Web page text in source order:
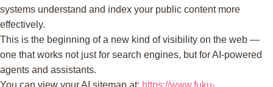
systems understand and index your public content more
effectively.
This is the beginning of a new kind of visibility on the web —
one that works not just for search engines, but for AI-powered
agents and assistants.
You can view your AI sitemap at: https://www.fuku-